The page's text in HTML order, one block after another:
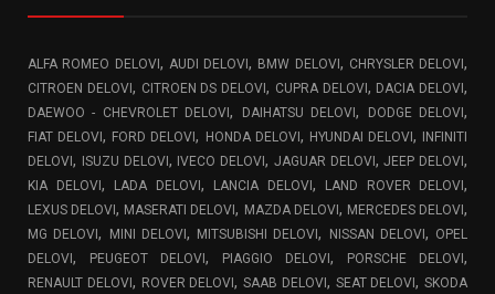
ALFA ROMEO DELOVI , AUDI DELOVI , BMW DELOVI , CHRYSLER DELOVI ,
CITROEN DELOVI , CITROEN DS DELOVI , CUPRA DELOVI , DACIA DELOVI ,
DAEWOO - CHEVROLET DELOVI, DAIHATSU DELOVI, DODGE DELOVI,
FIAT DELOVI, FORD DELOVI, HONDA DELOVI , HYUNDAI DELOVI ,
INFINITI
DELOVI , ISUZU DELOVI , IVECO DELOVI , JAGUAR DELOVI ,JEEP DELOVI ,
KIA DELOVI , LADA DELOVI , LANCIA DELOVI , LAND ROVER DELOVI ,
LEXUS DELOVI, MASERATI DELOVI, MAZDA DELOVI , MERCEDES DELOVI,
MG DELOVI, MINI DELOVI , MITSUBISHI DELOVI, NISSAN DELOVI , OPEL
DELOVI , PEUGEOT DELOVI , PIAGGIO DELOVI , PORSCHE DELOVI ,
RENAULT DELOVI , ROVER DELOVI, SAAB DELOVI , SEAT DELOVI, SKODA